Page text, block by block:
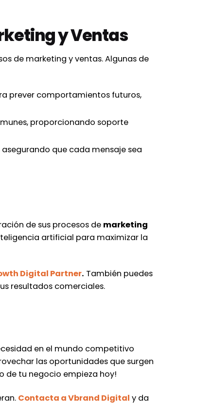
y Ventas
de marketing y ventas. Algunas de
prever comportamientos futuros,
proporcionando soporte
que cada mensaje sea
de sus procesos de marketing
artificial para maximizar la
Digital Partner. También puedes
resultados comerciales.
en el mundo competitivo
las oportunidades que surgen
de tu negocio empieza hoy!
Contacta a Vbrand Digital y da